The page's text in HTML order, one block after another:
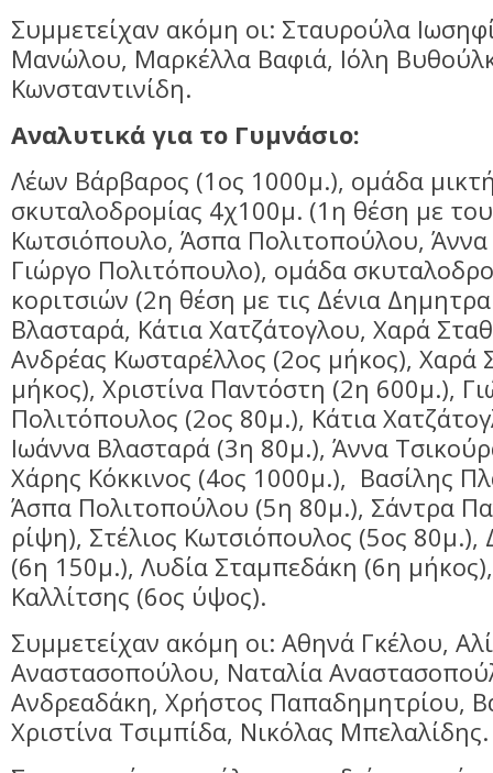
Συμμετείχαν ακόμη οι: Σταυρούλα
Μανώλου, Μαρκέλλα Βαφιά, Ιόλη
Κωνσταντινίδη.
Αναλυτικά για το Γυμνάσιο:
Λέων Βάρβαρος (1ος 1000μ.), ομάδα
σκυταλοδρομίας 4χ100μ. (1η θέση με
Κωτσιόπουλο, Άσπα Πολιτοπούλου, Άννα
Γιώργο Πολιτόπουλο), ομάδα
κοριτσιών (2η θέση με τις Δένια
Βλασταρά, Κάτια Χατζάτογλου, Χαρά
Ανδρέας Κωσταρέλλος (2ος μήκος), Χαρά
μήκος), Χριστίνα Παντόστη (2η 600μ.),
Πολιτόπουλος (2ος 80μ.), Κάτια
Ιωάννα Βλασταρά (3η 80μ.), Άννα
Χάρης Κόκκινος (4ος 1000μ.), Βασίλης
Άσπα Πολιτοπούλου (5η 80μ.), Σάντρα
ρίψη), Στέλιος Κωτσιόπουλος (5ος 80μ.),
(6η 150μ.), Λυδία Σταμπεδάκη (6η
Καλλίτσης (6ος ύψος).
Συμμετείχαν ακόμη οι: Αθηνά Γκέλου,
Αναστασοπούλου, Ναταλία
Ανδρεαδάκη, Χρήστος Παπαδημητρίου,
Χριστίνα Τσιμπίδα, Νικόλας Μπελαλίδης.